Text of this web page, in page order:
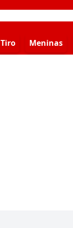
Tiro Meninas